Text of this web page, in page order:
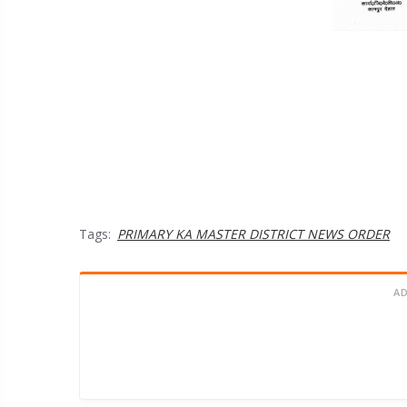
Tags: PRIMARY KA MASTER DISTRICT NEWS ORDER